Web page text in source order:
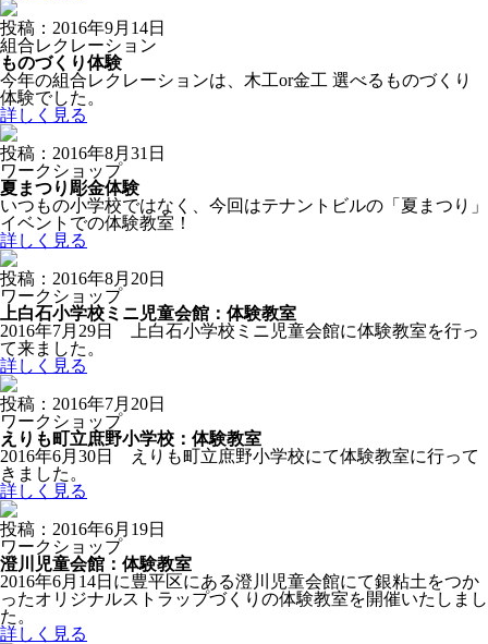
投稿：2016年9月14日
組合レクレーション
ものづくり体験
今年の組合レクレーションは、木工or金工 選べるものづくり
体験でした。
詳しく見る
投稿：2016年8月31日
ワークショップ
夏まつり彫金体験
いつもの小学校ではなく、今回はテナントビルの「夏まつり」
イベントでの体験教室！
詳しく見る
投稿：2016年8月20日
ワークショップ
上白石小学校ミニ児童会館：体験教室
2016年7月29日 上白石小学校ミニ児童会館に体験教室を行っ
て来ました。
詳しく見る
投稿：2016年7月20日
ワークショップ
えりも町立庶野小学校：体験教室
2016年6月30日 えりも町立庶野小学校にて体験教室に行って
きました。
詳しく見る
投稿：2016年6月19日
ワークショップ
澄川児童会館：体験教室
2016年6月14日に豊平区にある澄川児童会館にて銀粘土をつか
ったオリジナルストラップづくりの体験教室を開催いたしまし
た。
詳しく見る